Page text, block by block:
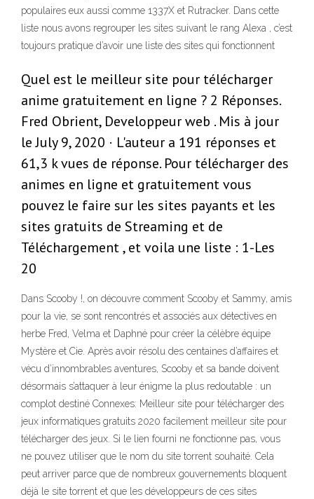
populaires eux aussi comme 1337X et Rutracker. Dans cette
liste nous avons regrouper les sites suivant le rang Alexa , c’est
toujours pratique d’avoir une liste des sites qui fonctionnent
Quel est le meilleur site pour télécharger
anime gratuitement en ligne ? 2 Réponses.
Fred Obrient, Developpeur web . Mis à jour
le July 9, 2020 · L'auteur a 191 réponses et
61,3 k vues de réponse. Pour télécharger des
animes en ligne et gratuitement vous
pouvez le faire sur les sites payants et les
sites gratuits de Streaming et de
Téléchargement , et voila une liste : 1-Les
20
Dans Scooby !, on découvre comment Scooby et Sammy, amis
pour la vie, se sont rencontrés et associés aux détectives en
herbe Fred, Velma et Daphné pour créer la célèbre équipe
Mystère et Cie. Après avoir résolu des centaines d’affaires et
vécu d’innombrables aventures, Scooby et sa bande doivent
désormais s’attaquer à leur énigme la plus redoutable : un
complot destiné Connexes: Meilleur site pour télécharger des
jeux informatiques gratuits 2020 facilement meilleur site pour
télécharger des jeux. Si le lien fourni ne fonctionne pas, vous
ne pouvez utiliser que le nom du site torrent souhaité. Cela
peut arriver parce que de nombreux gouvernements bloquent
déjà le site torrent et que les développeurs de ces sites